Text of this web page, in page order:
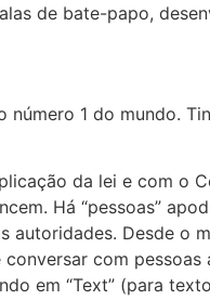
de bate-papo,
1 do mundo.
da lei e com o
Há “pessoas”
autoridades. Desde o
com
em “Text” (para